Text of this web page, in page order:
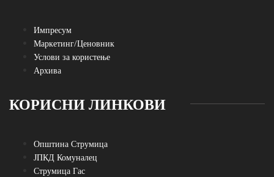
Импресум
Маркетинг/Ценовник
Услови за користење
Архива
КОРИСНИ ЛИНКОВИ
Општина Струмица
ЈПКД Комуналец
Струмица Гас